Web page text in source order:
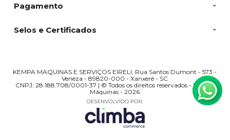
Pagamento
Selos e Certificados
KEMPA MAQUINAS E SERVIÇOS EIRELI, Rua Santos Dumont - 573 -
Veneza - 89820-000 - Xanxerê - SC
CNPJ: 28.188.708/0001-37 | © Todos os direitos reservados - Kempa
Máquinas - 2026